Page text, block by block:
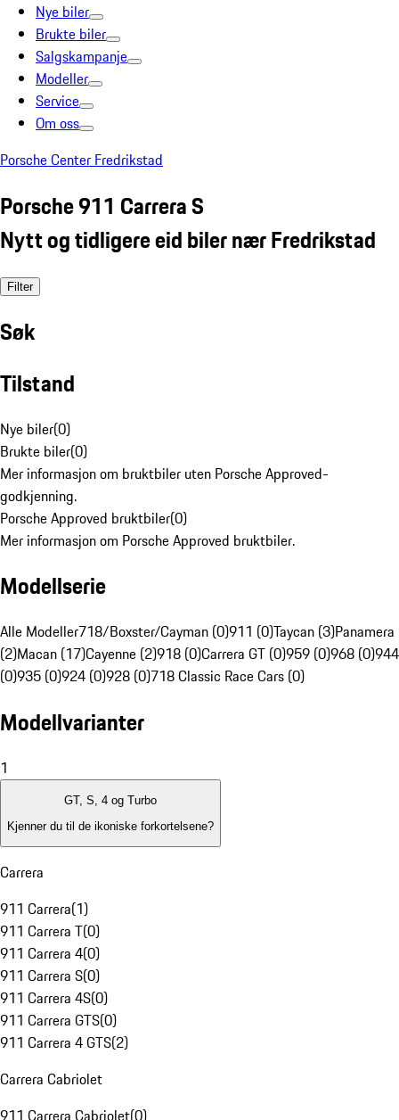
Nye biler
Brukte biler
Salgskampanje
Modeller
Service
Om oss
Porsche Center Fredrikstad
Porsche 911 Carrera S
Nytt og tidligere eid biler nær Fredrikstad
Filter
Søk
Tilstand
Nye biler(0)
Brukte biler(0)
Mer informasjon om bruktbiler uten Porsche Approved-
godkjenning.
Porsche Approved bruktbiler(0)
Mer informasjon om Porsche Approved bruktbiler.
Modellserie
Alle Modeller718/Boxster/Cayman (0)911 (0)Taycan (3)Panamera
(2)Macan (17)Cayenne (2)918 (0)Carrera GT (0)959 (0)968 (0)944
(0)935 (0)924 (0)928 (0)718 Classic Race Cars (0)
Modellvarianter
1
GT, S, 4 og Turbo
Kjenner du til de ikoniske forkortelsene?
Carrera
911 Carrera(1)
911 Carrera T(0)
911 Carrera 4(0)
911 Carrera S(0)
911 Carrera 4S(0)
911 Carrera GTS(0)
911 Carrera 4 GTS(2)
Carrera Cabriolet
911 Carrera Cabriolet(0)